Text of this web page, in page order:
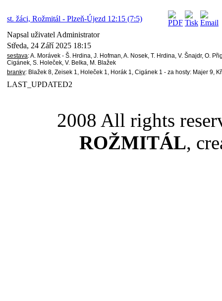
st. žáci, Rožmitál - Plzeň-Újezd 12:15 (7:5)
Napsal uživatel Administrator
Středa, 24 Září 2025 18:15
sestava: A. Morávek - Š. Hrdina, J. Hofman, A. Nosek, T. Hrdina, V. Šnajdr, O.
Cigánek, S. Holeček, V. Belka, M. Blažek
branky: Blažek 8, Zeisek 1, Holeček 1, Horák 1, Cigánek 1 - za hosty: Majer 9,
LAST_UPDATED2
2008 All rights
ROŽMITÁL,